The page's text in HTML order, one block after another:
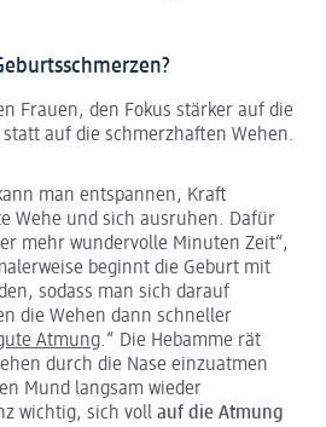
Frauen, den Fokus stärker auf die
auf die schmerzhaften Wehen.
man entspannen, Kraft
Wehe und sich ausruhen. Dafür
mehr wundervolle Minuten Zeit“,
beginnt die Geburt mit
sodass man sich darauf
die Wehen dann schneller
Atmung.“ Die Hebamme rät
durch die Nase einzuatmen
Mund langsam wieder
wichtig, sich voll auf die Atmung